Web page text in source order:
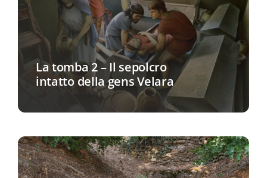
La tomba 2 – Il sepolcro
intatto della gens Velara